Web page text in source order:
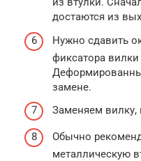
достаются из
Нужно сдавить
фиксатора вилки
замене.
Заменяем вилку,
Обычно
металлическую